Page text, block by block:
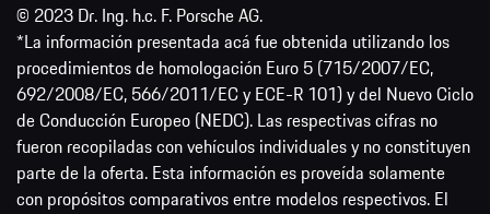
© 2023 Dr. Ing. h.c. F. Porsche AG.
*La información presentada acá fue obtenida utilizando los
procedimientos de homologación Euro 5 (715/2007/EC,
692/2008/EC, 566/2011/EC y ECE-R 101) y del Nuevo Ciclo
de Conducción Europeo (NEDC). Las respectivas cifras no
fueron recopiladas con vehículos individuales y no constituyen
parte de la oferta. Esta información es proveída solamente
con propósitos comparativos entre modelos respectivos. El